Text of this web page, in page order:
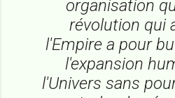
organisation
révolution qui
l'Empire a pour
l'expansion
l'Univers sans